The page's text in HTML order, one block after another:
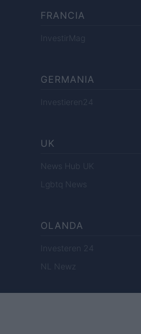
FRANCIA
InvestirMag
GERMANIA
Investieren24
UK
News Hub UK
Lgbtq News
OLANDA
Investeren 24
NL Newz